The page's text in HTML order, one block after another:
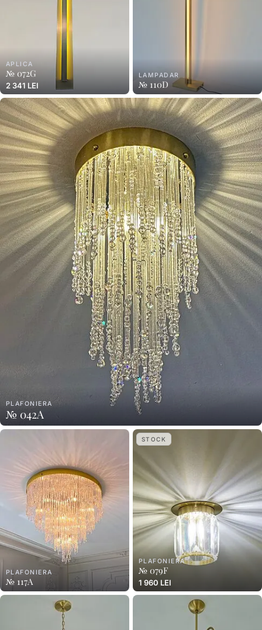
APLICA
№ 072G
2 341 LEI
LAMPADAR
№ 110D
PLAFONIERA
№ 042A
PLAFONIERA
№ 117A
STOCK
PLAFONIERA
№ 079F
1 960 LEI